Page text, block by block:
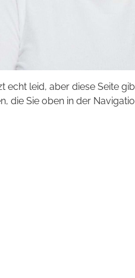
echt leid, aber diese Seite
die Sie oben in der